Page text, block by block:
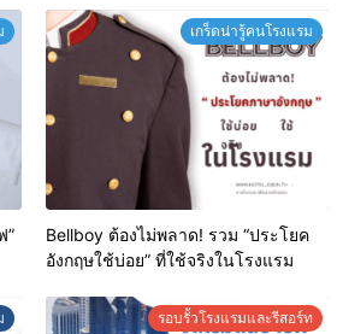
”
เกร็ดน่ารู้คนโรงแรม
Bellboy ต้องไม่พลาด! รวม “ประโยค
อังกฤษใช้บ่อย” ที่ใช้จริงในโรงแรม
รอบรั้วโรงแรมและรีสอร์ท